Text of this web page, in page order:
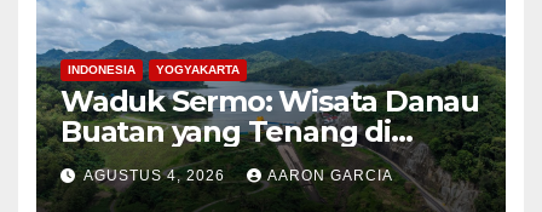
INDONESIA YOGYAKARTA
Waduk Sermo: Wisata Danau
Buatan yang Tenang di
Perbukitan Menoreh Kulon
Progo
AGUSTUS 4, 2026 AARON GARCIA